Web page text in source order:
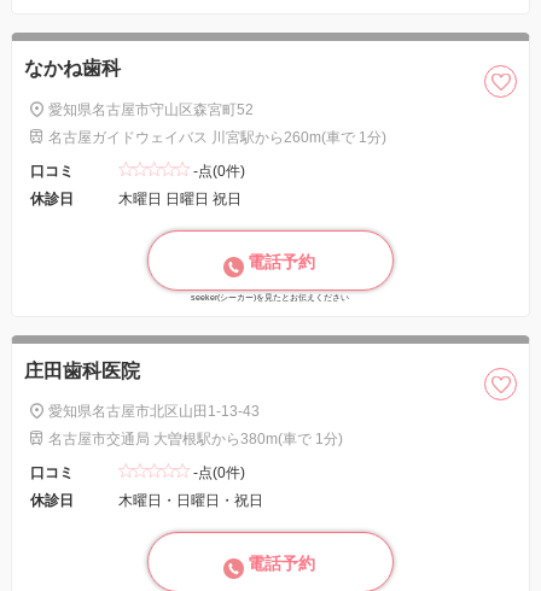
なかね歯科
愛知県名古屋市守山区森宮町52
名古屋ガイドウェイバス 川宮駅から260m(車で 1分)
口コミ
-点(0件)
休診日
木曜日 日曜日 祝日
電話予約
seeker(シーカー)を見たとお伝えください
庄田歯科医院
愛知県名古屋市北区山田1-13-43
名古屋市交通局 大曽根駅から380m(車で 1分)
口コミ
-点(0件)
休診日
木曜日・日曜日・祝日
電話予約